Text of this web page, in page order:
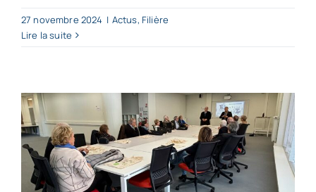
27 novembre 2024 | Actus, Filière
Lire la suite